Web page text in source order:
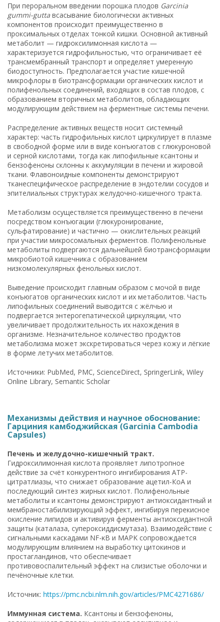
При пероральном введении порошка плодов Garcinia
gummi-gutta всасывание биологически активных
компонентов происходит преимущественно в
проксимальных отделах тонкой кишки. Основной активный
метаболит — гидроксилимонная кислота —
характеризуется гидрофильностью, что ограничивает её
трансмембранный транспорт и определяет умеренную
биодоступность. Предполагается участие кишечной
микрофлоры в биотрансформации органических кислот и
полифенольных соединений, входящих в состав плодов, с
образованием вторичных метаболитов, обладающих
модулирующим действием на ферментные системы печени.
Распределение активных веществ носит системный
характер: часть гидрофильных кислот циркулирует в плазме
в свободной форме или в виде конъюгатов с глюкуроновой
и серной кислотами, тогда как липофильные ксантоны и
бензофеноны склонны к аккумуляции в печени и жировой
ткани. Флавоноидные компоненты демонстрируют
тканеспецифическое распределение в эндотелии сосудов и
эпителиальных структурах желудочно-кишечного тракта.
Метаболизм осуществляется преимущественно в печени
посредством конъюгации (глюкуронирование,
сульфатирование) и частично — окислительных реакций
при участии микросомальных ферментов. Полифенольные
метаболиты подвергаются дальнейшей биотрансформации
микробиотой кишечника с образованием
низкомолекулярных фенольных кислот.
Выведение происходит главным образом с мочой в виде
конъюгатов органических кислот и их метаболитов. Часть
липофильных соединений выводится с жёлчью и
подвергается энтерогепатической циркуляции, что
увеличивает продолжительность их нахождения в
организме. Незначительное количество продуктов
метаболизма может экскретироваться через кожу и лёгкие
в форме летучих метаболитов.
Источники: PubMed, PMC, ScienceDirect, SpringerLink, Wiley
Online Library, Semantic Scholar
Механизмы действия и научное обоснование:
Гарциния камбоджийская (Garcinia Cambodia
Capsules)
Печень и желудочно-кишечный тракт.
Гидроксилимонная кислота проявляет липотропное
действие за счёт конкурентного ингибирования ATP-
цитратлиазы, что снижает образование ацетил-КоА и
последующий синтез жирных кислот. Полифенольные
метаболиты и ксантоны демонстрируют антиоксидантный и
мембраностабилизирующий эффект, ингибируя перекисное
окисление липидов и активируя ферменты антиоксидантной
защиты (каталаза, супероксиддисмутаза). Взаимодействие с
сигнальными каскадами NF-κB и MAPK сопровождается
модулирующим влиянием на выработку цитокинов и
простагландинов, что обеспечивает
противовоспалительный эффект на слизистые оболочки и
печёночные клетки.
Источник: https://pmc.ncbi.nlm.nih.gov/articles/PMC4271686/
Иммунная система. Ксантоны и бензофеноны,